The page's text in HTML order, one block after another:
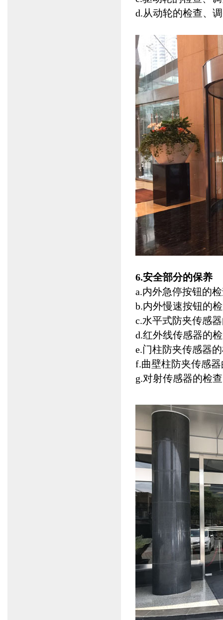
d.从动轮的检查、
6.安全部分的保养
a.内外急停按钮的
b.内外慢速按钮的
c.水平式防夹传感
d.红外线传感器的
e.门柱防夹传感器
f.曲壁柱防夹传感
g.对射传感器的检